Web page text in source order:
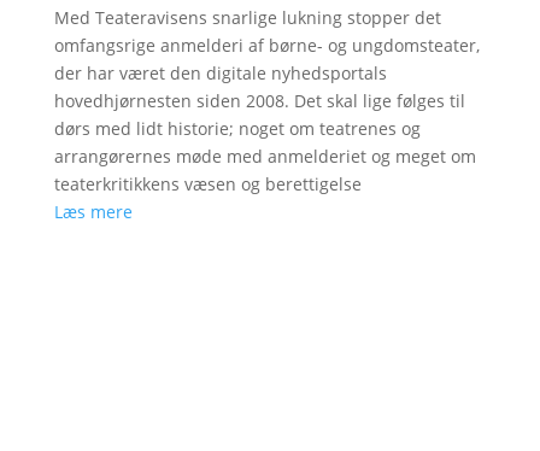
Med Teateravisens snarlige lukning stopper det
omfangsrige anmelderi af børne- og ungdomsteater,
der har været den digitale nyhedsportals
hovedhjørnesten siden 2008. Det skal lige følges til
dørs med lidt historie; noget om teatrenes og
arrangørernes møde med anmelderiet og meget om
teaterkritikkens væsen og berettigelse
Læs mere